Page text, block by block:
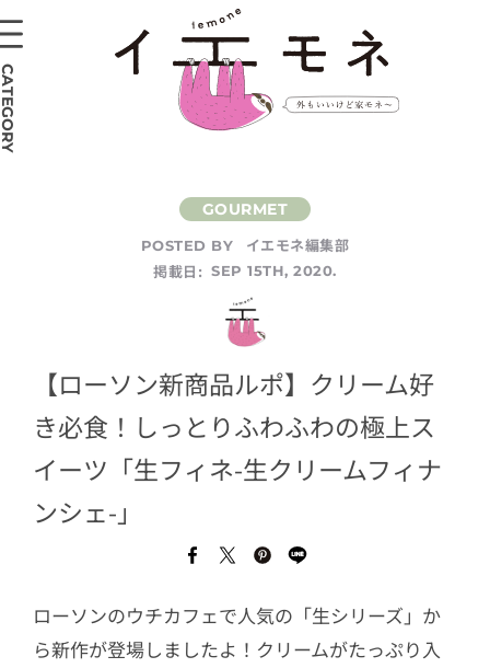
POSTED BY
イエモネ編集部
掲載日: SEP 15TH, 2020.
【ローソン新商品ルポ】クリーム好
き必食！しっとりふわふわの極上ス
イーツ「生フィネ-生クリームフィナ
ンシェ-」
ローソンのウチカフェで人気の「生シリーズ」か
ら新作が登場しましたよ！クリームがたっぷり入